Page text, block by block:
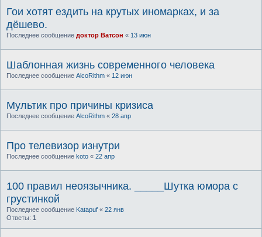
Гои хотят ездить на крутых иномарках, и за
дёшево.
Последнее сообщение доктор Ватсон « 13 июн
Шаблонная жизнь современного человека
Последнее сообщение AlcoRithm « 12 июн
Мультик про причины кризиса
Последнее сообщение AlcoRithm « 28 апр
Про телевизор изнутри
Последнее сообщение koto « 22 апр
100 правил неоязычника. _____Шутка юмора с
грустинкой
Последнее сообщение Katapuf « 22 янв
Ответы: 1